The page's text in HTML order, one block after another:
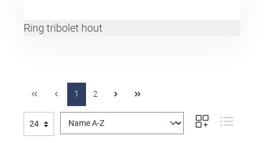
Ring tribolet hout
1 2